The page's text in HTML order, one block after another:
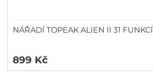
NÁŘADÍ TOPEAK ALIEN II 31 FUNKCÍ
899 Kč